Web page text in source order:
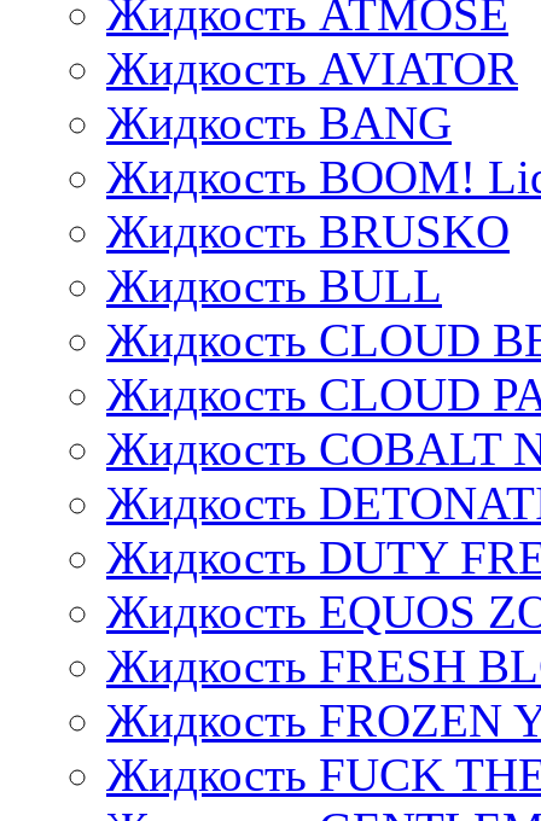
Жидкость ATMOSE
Жидкость AVIATOR
Жидкость BANG
Жидкость BOOM!
Жидкость BRUSKO
Жидкость BULL
Жидкость CLOUD
Жидкость CLOUD
Жидкость COBALT
Жидкость
Жидкость DUTY
Жидкость EQUOS
Жидкость FRESH
Жидкость FROZEN
Жидкость FUCK